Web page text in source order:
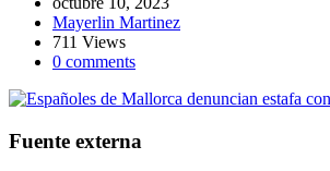
Mayerlin Martinez
711 Views
0 comments
Fuente externa